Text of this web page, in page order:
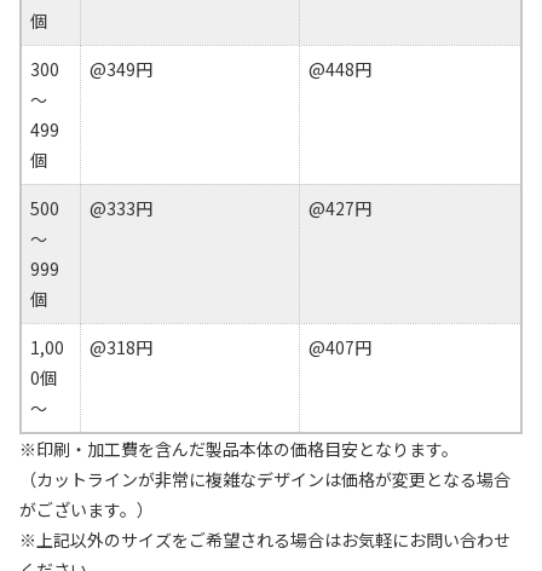
個
300
～
499
個
@349円 @448円
500
～
999
個
@333円 @427円
1,00
0個
～
@318円 @407円
※印刷・加工費を含んだ製品本体の価格目安となります。
（カットラインが非常に複雑なデザインは価格が変更となる場合
がございます。）
※上記以外のサイズをご希望される場合はお気軽にお問い合わせ